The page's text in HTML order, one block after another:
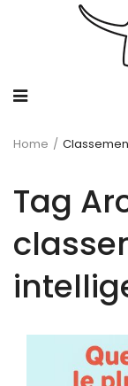
Home /
Tag